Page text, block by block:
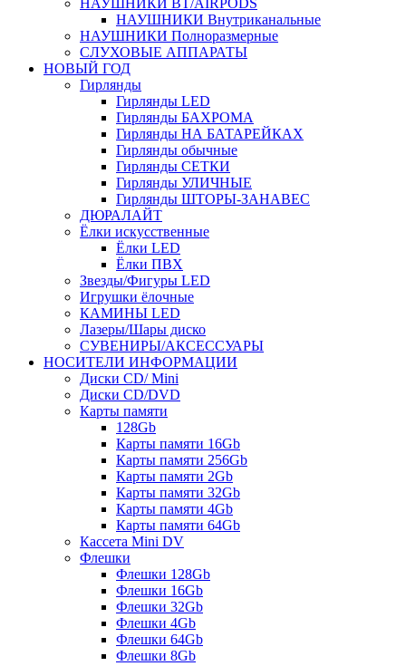
НАУШНИКИ BT/AIRPODS
НАУШНИКИ Внутриканальные
НАУШНИКИ Полноразмерные
СЛУХОВЫЕ АППАРАТЫ
НОВЫЙ ГОД
Гирлянды
Гирлянды LED
Гирлянды БАХРОМА
Гирлянды НА БАТАРЕЙКАХ
Гирлянды обычные
Гирлянды СЕТКИ
Гирлянды УЛИЧНЫЕ
Гирлянды ШТОРЫ-ЗАНАВЕС
ДЮРАЛАЙТ
Ёлки искусственные
Ёлки LED
Ёлки ПВХ
Звезды/Фигуры LED
Игрушки ёлочные
КАМИНЫ LED
Лазеры/Шары диско
СУВЕНИРЫ/АКСЕССУАРЫ
НОСИТЕЛИ ИНФОРМАЦИИ
Диски CD/ Mini
Диски CD/DVD
Карты памяти
128Gb
Карты памяти 16Gb
Карты памяти 256Gb
Карты памяти 2Gb
Карты памяти 32Gb
Карты памяти 4Gb
Карты памяти 64Gb
Кассета Mini DV
Флешки
Флешки 128Gb
Флешки 16Gb
Флешки 32Gb
Флешки 4Gb
Флешки 64Gb
Флешки 8Gb